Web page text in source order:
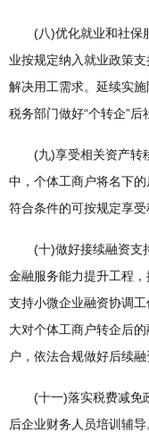
(八)优化就业和社保服
业按规定纳入就业政策
解决用工需求。延续实
税务部门做好“个转企”后
(九)享受相关资产转移
中，个体工商户将名下
符合条件的可按规定享受
(十)做好接续融资支持
金融服务能力提升工程
支持小微企业融资协调
大对个体工商户转企后
户，依法合规做好后续融
(十一)落实税费减免政
后企业财务人员培训辅